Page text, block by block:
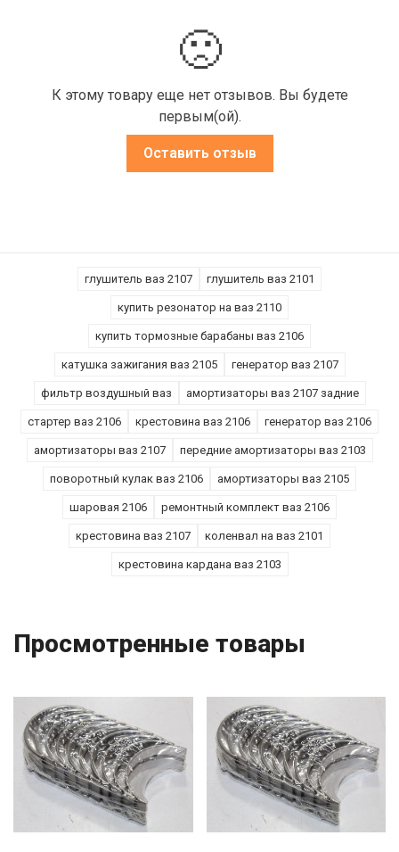
🙁
К этому товару еще нет отзывов. Вы будете
первым(ой).
Оставить отзыв
глушитель ваз 2107 глушитель ваз 2101
купить резонатор на ваз 2110
купить тормозные барабаны ваз 2106
катушка зажигания ваз 2105 генератор ваз 2107
фильтр воздушный ваз амортизаторы ваз 2107 задние
стартер ваз 2106 крестовина ваз 2106 генератор ваз 2106
амортизаторы ваз 2107 передние амортизаторы ваз 2103
поворотный кулак ваз 2106 амортизаторы ваз 2105
шаровая 2106 ремонтный комплект ваз 2106
крестовина ваз 2107 коленвал на ваз 2101
крестовина кардана ваз 2103
Просмотренные товары